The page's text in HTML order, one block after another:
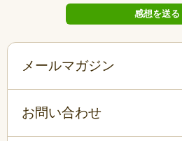
メールマガジン
お問い合わせ